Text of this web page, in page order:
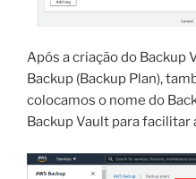
Após a criação do Backup
Backup (Backup Plan),
colocamos o nome do
Backup Vault para facilitar